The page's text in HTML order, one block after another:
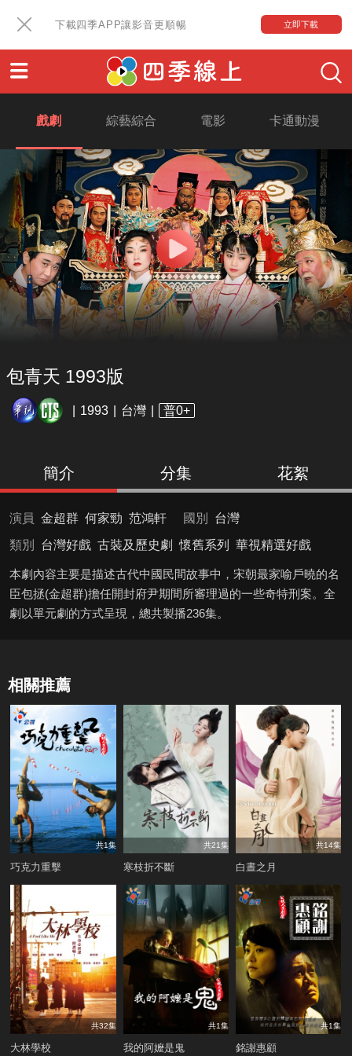
下載四季APP讓影音更順暢 立即下載
戲劇 綜藝綜合 電影 卡通動漫
包青天 1993版
1993 台灣 普0+
簡介 分集 花絮
演員 金超群 何家勁 范鴻軒 國別
台灣
類別
台灣好戲 古裝及歷史劇 懷舊系列 華視精選好戲
本劇內容主要是描述古代中國民間故事中，宋朝最家喻戶曉的名
臣包拯(金超群)擔任開封府尹期間所審理過的一些奇特刑案。全
劇以單元劇的方式呈現，總共製播236集。
相關推薦
共1集
巧克力重擊
共21集
寒枝折不斷
共14集
白晝之月
共32集
大林學校
共1集
我的阿嬤是鬼
共1集
銘謝惠顧